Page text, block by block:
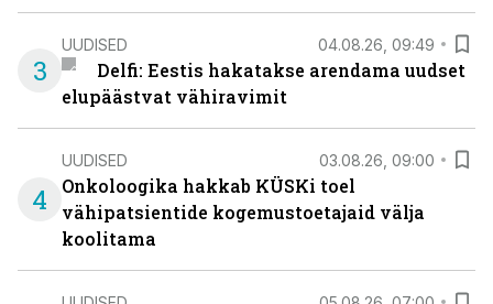
3
UUDISED 04.08.26, 09:49
Delfi: Eestis hakatakse arendama uudset
elupäästvat vähiravimit
4
UUDISED 03.08.26, 09:00
Onkoloogika hakkab KÜSKi toel
vähipatsientide kogemustoetajaid välja
koolitama